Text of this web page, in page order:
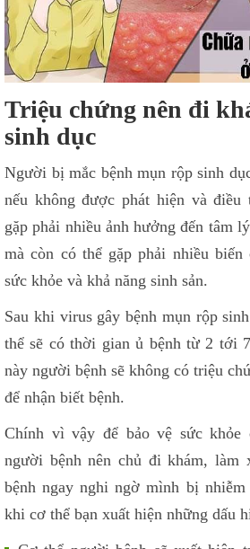
Triệu chứng nên đi
sinh dục
Người bị mắc bệnh mụn rộp sinh
nếu không được phát hiện và
gặp phải nhiều ảnh hưởng đến tâm
mà còn có thể gặp phải nhiều
sức khỏe và khả năng sinh sản.
Sau khi virus gây bệnh mụn rộp
thể sẽ có thời gian ủ bệnh từ 2 tới
này người bệnh sẽ không có triệu
để nhận biết bệnh.
Chính vì vậy để bảo vệ sức khỏe
người bệnh nên chủ đi khám, làm
bệnh ngay nghi ngờ mình bị
khi cơ thể bạn xuất hiện những dấu